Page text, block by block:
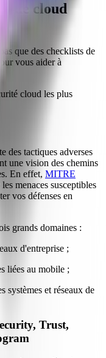
de cloud
que des checklists de
vous aider à
cloud les plus
des tactiques adverses
une vision des chemins
En effet, MITRE
menaces susceptibles
vos défenses en
grands domaines :
d'entreprise ;
liées au mobile ;
systèmes et réseaux de
Trust,